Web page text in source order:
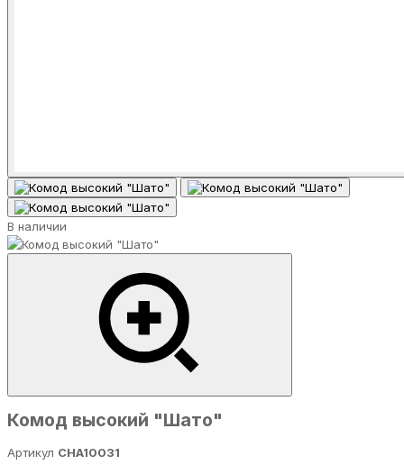
В наличии
Комод высокий "Шато"
Артикул CHA10031